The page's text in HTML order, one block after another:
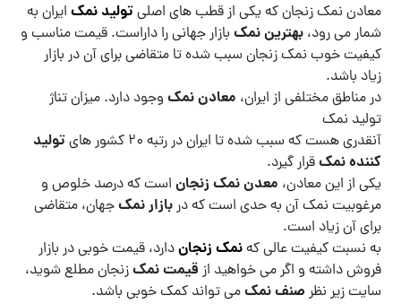
معادن نمک زنجان که یکی از قطب های اصلیتولید نمک ایران به
شمار می رود،بهترین نمک بازار جهانی را داراست. قیمت مناسب و
کیفیت خوب نمک زنجان سبب شده تا متقاضی برای آن در بازار
زیاد باشد.
در مناطق مختلفی از ایران، معادن نمک وجود دارد. میزان تناژ
تولید نمک
آنقدری هست که سبب شده تا ایران در رتبه 20 کشور های
تولید
کننده نمکقرار گیرد.
یکی از این معادن، معدن نمک زنجان است که درصد خلوص و
مرغوبیت نمک آن به حدی است که دربازار نمکجهان، متقاضی
برای آن زیاد است.
به نسبت کیفیت عالی کهنمک زنجاندارد، قیمت خوبی در بازار
فروش داشته و اگر می خواهید از قیمت نمکزنجان مطلع شوید،
سایت زیر نظر صنف نمکمی تواند کمک خوبی باشد.